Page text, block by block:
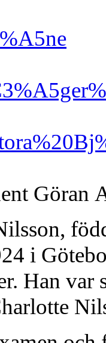
Göran
i
Han var